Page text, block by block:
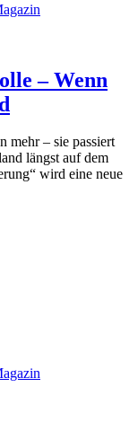
– Wenn
mehr – sie passiert
längst auf dem
wird eine neue